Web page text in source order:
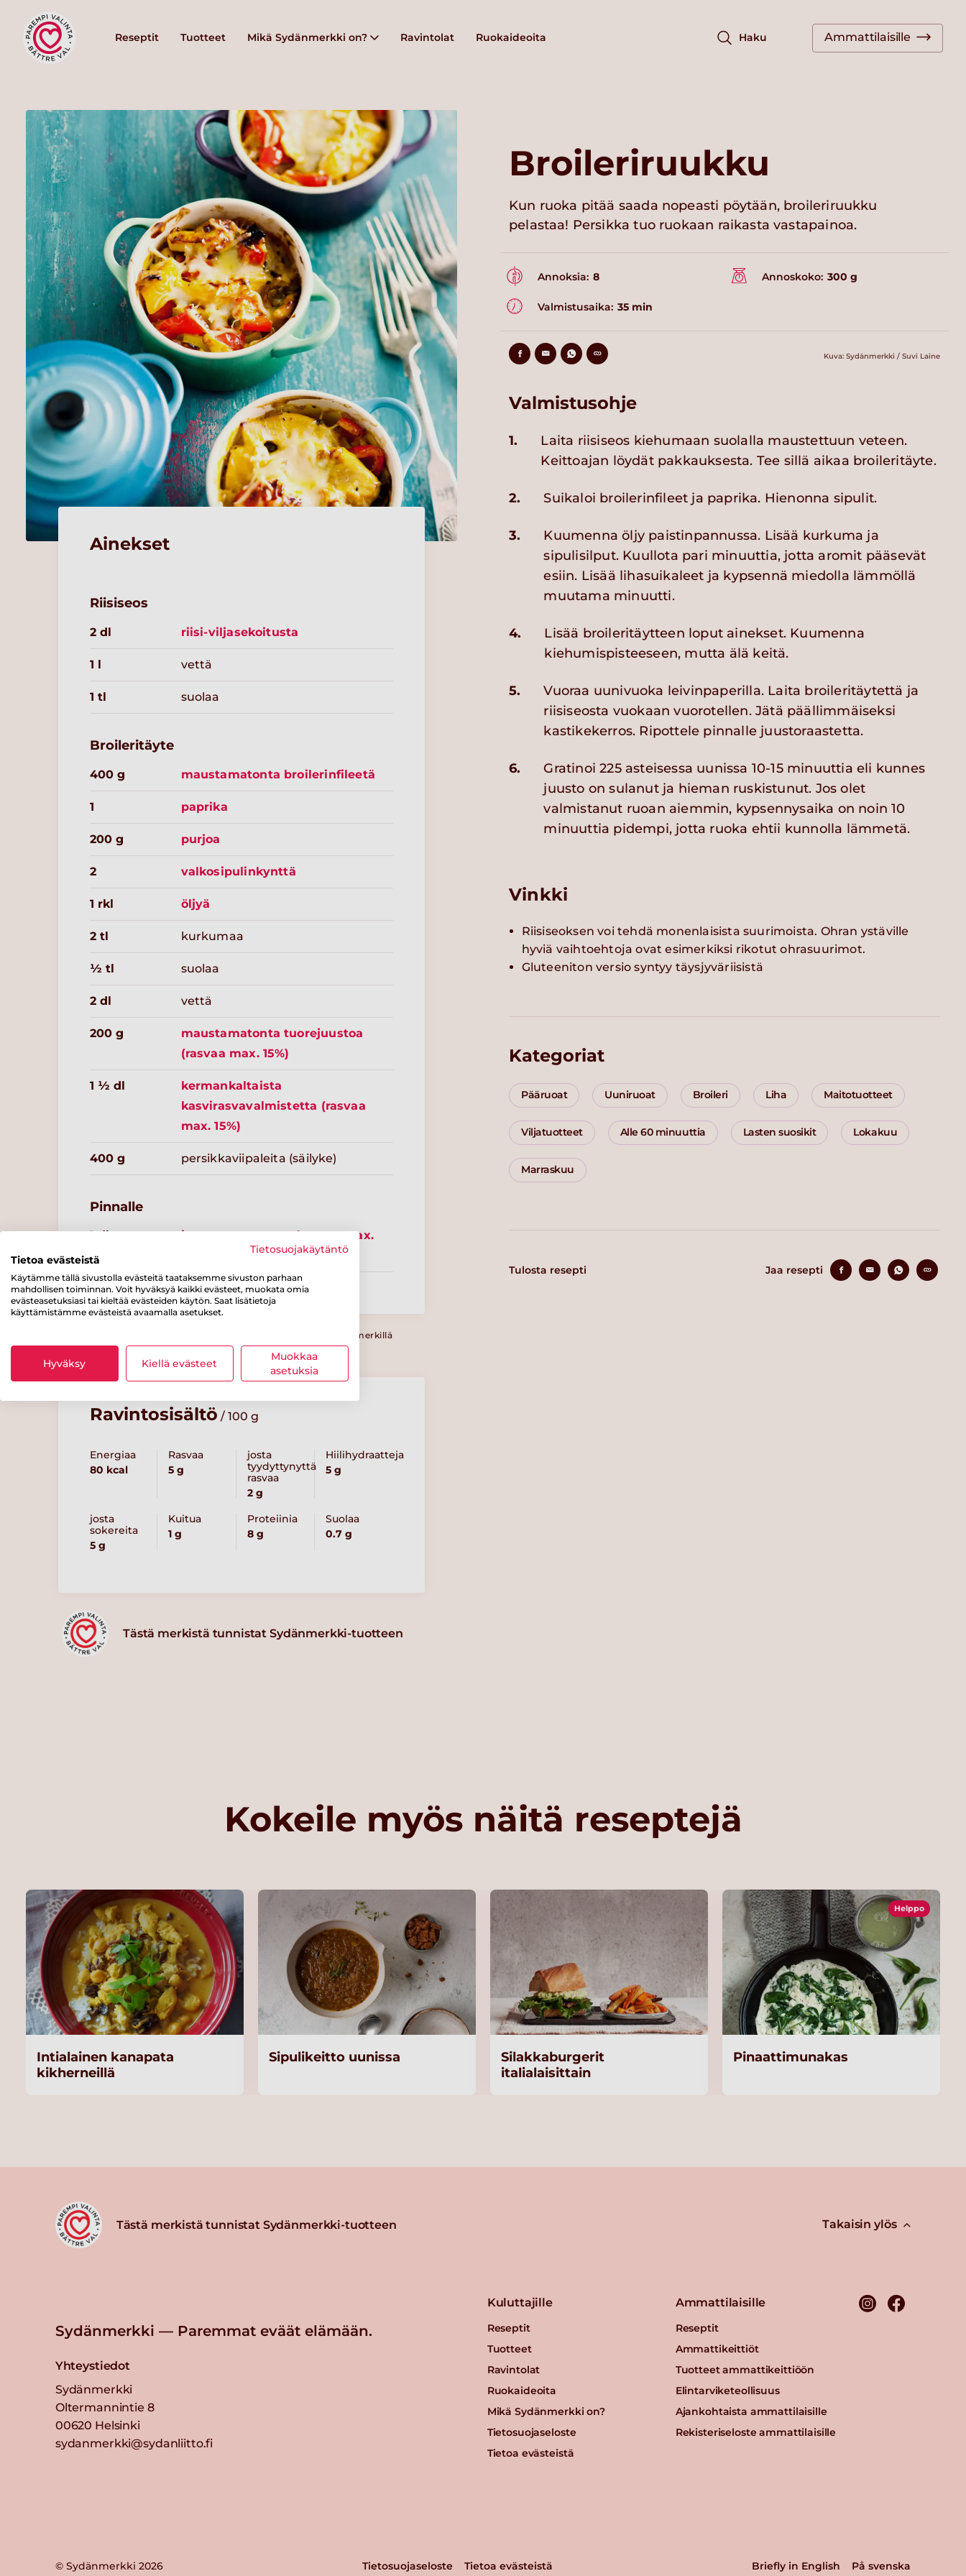
Reseptit Tuotteet Mikä Sydänmerkki on? Ravintolat Ruokaideoita Haku Ammattilaisille
Ainekset
Riisiseos
2 dl riisi-viljasekoitusta
1 l vettä
1 tl suolaa
Broileritäyte
400 g maustamatonta broilerinfileetä
1 paprika
200 g purjoa
2 valkosipulinkynttä
1 rkl öljyä
2 tl kurkumaa
½ tl suolaa
2 dl vettä
200 g
maustamatonta tuorejuustoa
(rasvaa max. 15%)
1 ½ dl
kermankaltaista
kasvirasvavalmistetta (rasvaa
max. 15%)
400 g persikkaviipaleita (säilyke)
Pinnalle
1 dl
juustoa raasteena (rasvaa max.
Resepteissä punaisella merkityt tuotteet löydät kaupassa Sydänmerkillä
varustettuna.
Ravintosisältö / 100 g
Energiaa
80 kcal
Rasvaa
5 g
josta
tyydyttynyttä
rasvaa
2 g
Hiilihydraatteja
5 g
josta
sokereita
5 g
Kuitua
1 g
Proteiinia
8 g
Suolaa
0.7 g
Tästä merkistä tunnistat Sydänmerkki-tuotteen
Broileriruukku
Kun ruoka pitää saada nopeasti pöytään, broileriruukku
pelastaa! Persikka tuo ruokaan raikasta vastapainoa.
Annoksia: 8 Annoskoko: 300 g
Valmistusaika: 35 min
Kuva: Sydänmerkki / Suvi Laine
Valmistusohje
1.
Laita riisiseos kiehumaan suolalla maustettuun veteen.
Keittoajan löydät pakkauksesta. Tee sillä aikaa broileritäyte.
2. Suikaloi broilerinfileet ja paprika. Hienonna sipulit.
3.
Kuumenna öljy paistinpannussa. Lisää kurkuma ja
sipulisilput. Kuullota pari minuuttia, jotta aromit pääsevät
esiin. Lisää lihasuikaleet ja kypsennä miedolla lämmöllä
muutama minuutti.
4.
Lisää broileritäytteen loput ainekset. Kuumenna
kiehumispisteeseen, mutta älä keitä.
5.
Vuoraa uunivuoka leivinpaperilla. Laita broileritäytettä ja
riisiseosta vuokaan vuorotellen. Jätä päällimmäiseksi
kastikekerros. Ripottele pinnalle juustoraastetta.
6.
Gratinoi 225 asteisessa uunissa 10-15 minuuttia eli kunnes
juusto on sulanut ja hieman ruskistunut. Jos olet
valmistanut ruoan aiemmin, kypsennysaika on noin 10
minuuttia pidempi, jotta ruoka ehtii kunnolla lämmetä.
Vinkki
Riisiseoksen voi tehdä monenlaisista suurimoista. Ohran ystäville
hyviä vaihtoehtoja ovat esimerkiksi rikotut ohrasuurimot.
Gluteeniton versio syntyy täysjyväriisistä
Kategoriat
Pääruoat Uuniruoat Broileri Liha Maitotuotteet
Viljatuotteet Alle 60 minuuttia Lasten suosikit Lokakuu
Marraskuu
Tulosta resepti Jaa resepti
Kokeile myös näitä reseptejä
Intialainen kanapata
kikherneillä
Sipulikeitto uunissa
Silakkaburgerit
italialaisittain
Helppo
Pinaattimunakas
Tästä merkistä tunnistat Sydänmerkki-tuotteen Takaisin ylös
Sydänmerkki — Paremmat eväät elämään.
Yhteystiedot
Sydänmerkki
Oltermannintie 8
00620 Helsinki
sydanmerkki@sydanliitto.fi
Kuluttajille
Reseptit
Tuotteet
Ravintolat
Ruokaideoita
Mikä Sydänmerkki on?
Tietosuojaseloste
Tietoa evästeistä
Ammattilaisille
Reseptit
Ammattikeittiöt
Tuotteet ammattikeittiöön
Elintarviketeollisuus
Ajankohtaista ammattilaisille
Rekisteriseloste ammattilaisille
© Sydänmerkki 2026 Tietosuojaseloste Tietoa evästeistä Briefly in English På svenska
Tietosuojakäytäntö
Tietoa evästeistä
Käytämme tällä sivustolla evästeitä taataksemme sivuston parhaan
mahdollisen toiminnan. Voit hyväksyä kaikki evästeet, muokata omia
evästeasetuksiasi tai kieltää evästeiden käytön. Saat lisätietoja
käyttämistämme evästeistä avaamalla asetukset.
Hyväksy Kiellä evästeet
Muokkaa
asetuksia